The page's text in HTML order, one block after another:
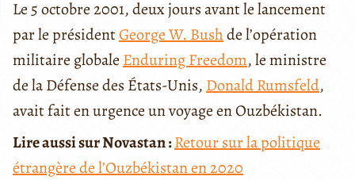
Le 5 octobre 2001, deux jours avant le lancement
par le présidentGeorge W. Bushde l’opération
militaire globaleEnduring Freedom, le ministre
de la Défense des États-Unis, Donald Rumsfeld,
avait fait en urgence un voyage en Ouzbékistan.
Lire aussi sur Novastan :Retour sur la politique
étrangère de l’Ouzbékistan en 2020